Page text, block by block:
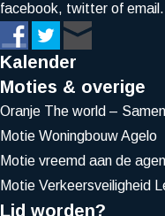
facebook, twitter of email.
Kalender
Moties & overige
Oranje The world –
Motie Woningbouw Agelo
Motie vreemd aan de
Motie Verkeersveiligheid
Lid worden?